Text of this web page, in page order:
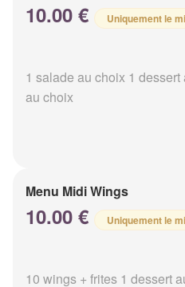
10.00 € Uniquement le
1 salade au choix 1
au choix
Menu Midi Wings
10.00 € Uniquement le
10 wings + frites 1 dessert